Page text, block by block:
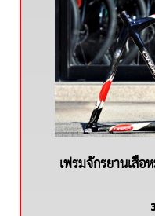
เฟรมจักรยานเสือ